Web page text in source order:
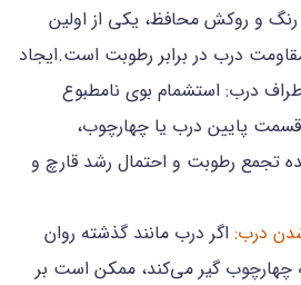
و روکش محافظ، یکی از اولین
درب در برابر رطوبت است.ایجاد
درب: استشمام بوی نامطبوع
قسمت پایین درب یا چهارچوب،
تجمع رطوبت و احتمال رشد قارچ و
درب: اگر درب مانند گذشته روان
چهارچوب گیر می‌کند، ممکن است بر